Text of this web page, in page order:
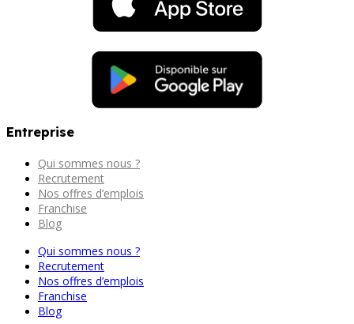
Entreprise
Qui sommes nous ?
Recrutement
Nos offres d’emplois
Franchise
Blog
Qui sommes nous ?
Recrutement
Nos offres d’emplois
Franchise
Blog